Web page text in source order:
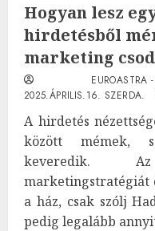
Hogyan lesz
hirdetésből
marketing
EUROASTRA
2025.ÁPRILIS.16. SZERDA.
A hirdetés
között mémek,
keveredik.
marketingstratégiát
a ház, csak szólj
pedig legalább